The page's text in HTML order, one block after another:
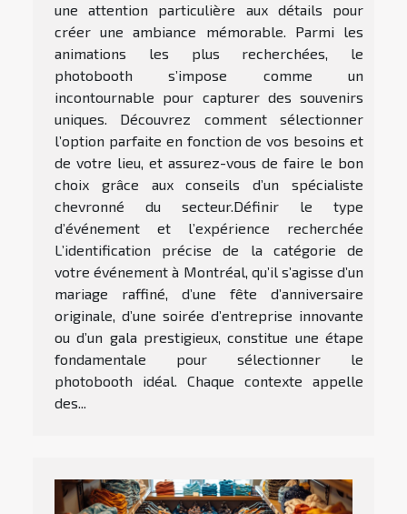
une attention particulière aux détails pour
créer une ambiance mémorable. Parmi les
animations les plus recherchées, le
photobooth s’impose comme un
incontournable pour capturer des souvenirs
uniques. Découvrez comment sélectionner
l’option parfaite en fonction de vos besoins et
de votre lieu, et assurez-vous de faire le bon
choix grâce aux conseils d’un spécialiste
chevronné du secteur.Définir le type
d’événement et l’expérience recherchée
L’identification précise de la catégorie de
votre événement à Montréal, qu’il s’agisse d’un
mariage raffiné, d’une fête d’anniversaire
originale, d’une soirée d’entreprise innovante
ou d’un gala prestigieux, constitue une étape
fondamentale pour sélectionner le
photobooth idéal. Chaque contexte appelle
des...